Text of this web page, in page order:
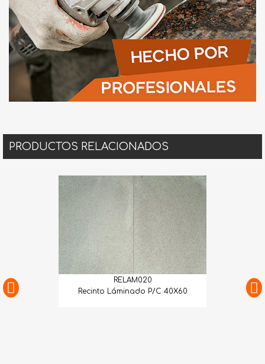
PRODUCTOS RELACIONADOS
RELAM020
Recinto Láminado P/C 40X60